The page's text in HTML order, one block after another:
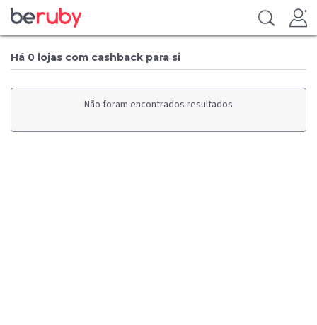
Há 0 lojas com cashback para si
Não foram encontrados resultados